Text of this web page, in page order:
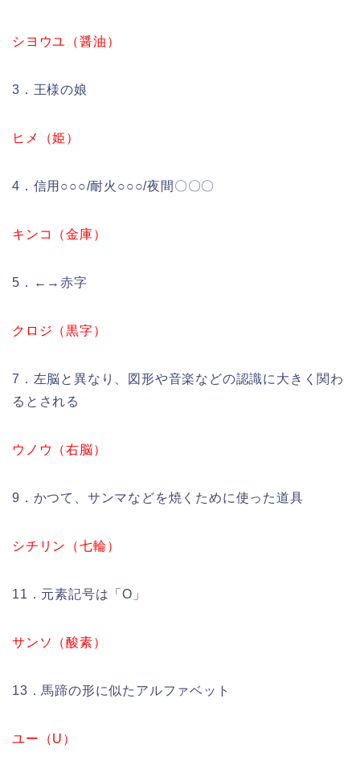
シヨウユ（醤油）
3．王様の娘
ヒメ（姫）
4．信用○○○/耐火○○○/夜間〇〇〇
キンコ（金庫）
5．←→赤字
クロジ（黒字）
7．左脳と異なり、図形や音楽などの認識に大きく関わ
るとされる
ウノウ（右脳）
9．かつて、サンマなどを焼くために使った道具
シチリン（七輪）
11．元素記号は「O」
サンソ（酸素）
13．馬蹄の形に似たアルファベット
ユー（U）